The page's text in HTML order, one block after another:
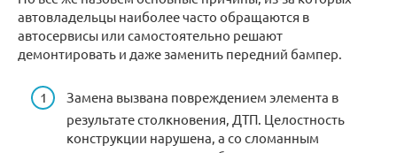
автовладельцы наиболее часто обращаются в
автосервисы или самостоятельно решают
демонтировать и даже заменить передний бампер.
Замена вызвана повреждением элемента в
результате столкновения, ДТП. Целостность
конструкции нарушена, а со сломанным